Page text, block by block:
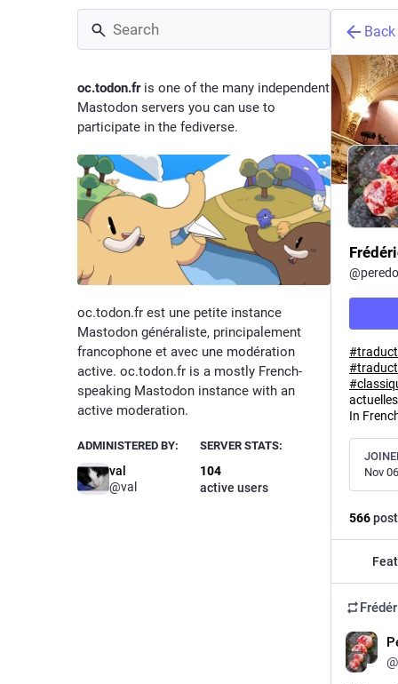
oc.todon.fris one of the many independent
Mastodon servers you can use to
participate in the fediverse.
oc.todon.fr est une petite instance
Mastodon généraliste, principalement
francophone et avec une modération
active. oc.todon.fr is a mostly French-
speaking Mastodon instance with an
active moderation.
ADMINISTERED BY:
val
@val
SERVER STATS:
104
active users
Back
@
#
#
#
In
Nov
566